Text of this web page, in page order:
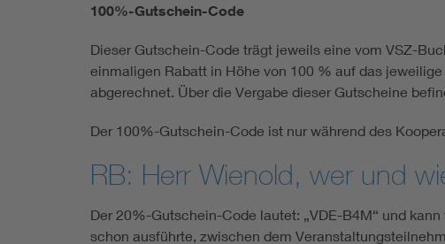
100%-Gutschein-Code
Dieser Gutschein-Code trägt jeweils eine vom VSZ-
einmaligen Rabatt in Höhe von 100 % auf das
abgerechnet. Über die Vergabe dieser Gutscheine
Der 100%-Gutschein-Code ist nur während des
RB: Herr Wienold, wer und
Der 20%-Gutschein-Code lautet: „VDE-B4M“ und
schon ausführte, zwischen dem